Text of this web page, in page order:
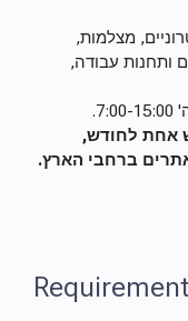
מצלמות,
ותחנות עבודה,
אחת לחודש,
ברחבי הארץ.